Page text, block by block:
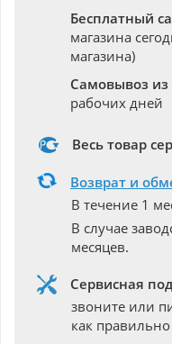
Бесплатный
магазина
магазина)
Самовывоз
рабочих дней
Весь товар
Возврат и
В течение 1
В случае
месяцев.
Сервисная
звоните или
как